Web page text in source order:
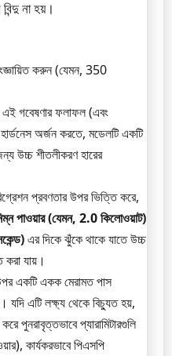
না হয়।
করুন (যেমন, 350
এই গবেষণার ফলাফল (এবং
অর্জন করতে, মডেলটি একটি
উচ্চ শীতলীকরণ হারের
প্রবণতার উপর ভিত্তি করে,
পাওয়ার (যেমন, 2.0 কিলোওয়াট)
এর দিকে ঝুঁকে থাকে যাতে উচ্চ
করা যায়।
একটি একক মেরামত পাস
যদি এটি লক্ষ্য থেকে বিচ্যুত হয়,
পুনরাবৃত্তভাবে প্যারামিটারগুলি
কার্যকরভাবে পিএসপি